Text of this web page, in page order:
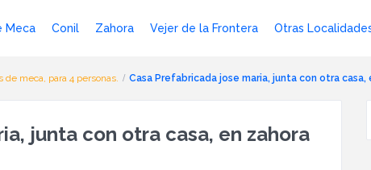
Meca Conil Zahora Vejer de la Frontera Otras
de meca, para 4 personas. Casa Prefabricada jose maria, junta con otra
junta con otra casa, en zahora